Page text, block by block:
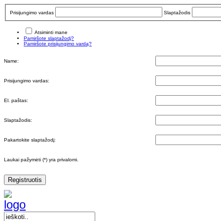
Prisijungimo vardas Slaptažodis
Atsiminti mane
Pamiršote slaptažodį?
Pamiršote prisijungimo vardą?
Name:
Prisijungimo vardas:
El. paštas:
Slaptažodis:
Pakartokite slaptažodį:
Laukai pažymėti (*) yra privalomi.
Registruotis